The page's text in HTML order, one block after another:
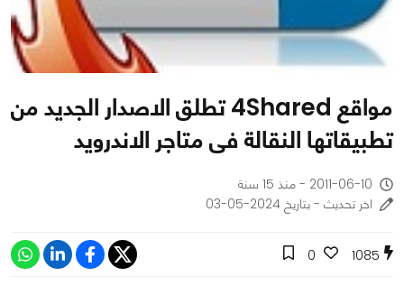
مواقع 4Shared تطلق الاصدار الجديد من
تطبيقاتها النقالة فى متاجر الاندرويد
2011-06-10 - منذ 15 سنة
اخر تحديث - بتاريخ 2024-05-03
1085
0